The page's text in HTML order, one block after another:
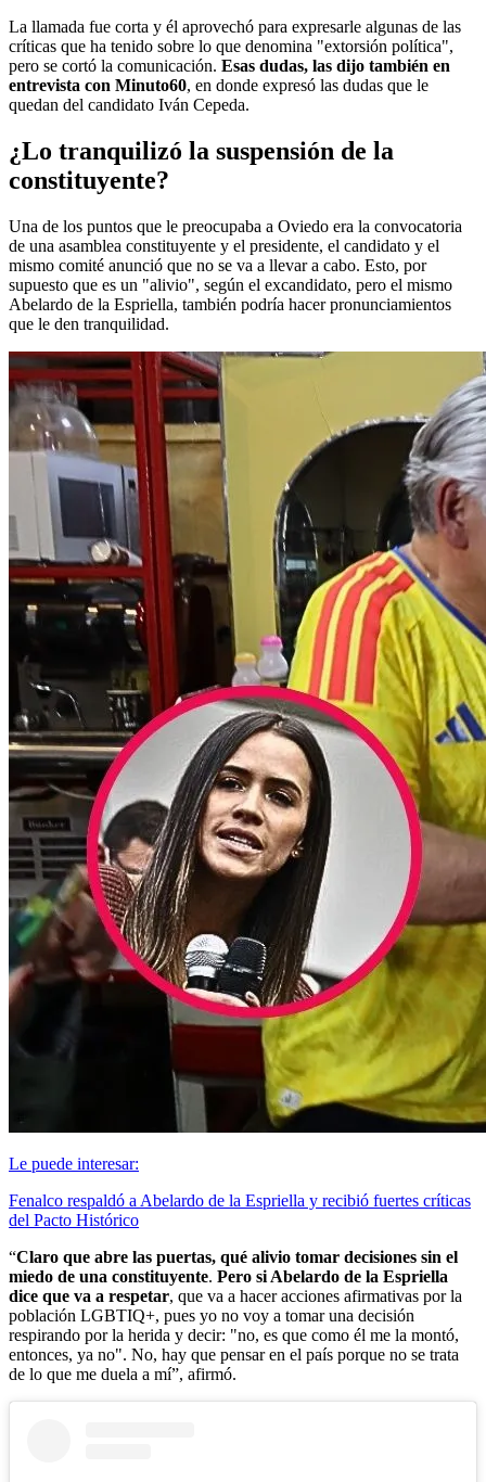
La llamada fue corta y él aprovechó para expresarle algunas de las
críticas que ha tenido sobre lo que denomina "extorsión política",
pero se cortó la comunicación. Esas dudas, las dijo también en
entrevista con Minuto60, en donde expresó las dudas que le
quedan del candidato Iván Cepeda.
¿Lo tranquilizó la suspensión de la
constituyente?
Una de los puntos que le preocupaba a Oviedo era la convocatoria
de una asamblea constituyente y el presidente, el candidato y el
mismo comité anunció que no se va a llevar a cabo. Esto, por
supuesto que es un "alivio", según el excandidato, pero el mismo
Abelardo de la Espriella, también podría hacer pronunciamientos
que le den tranquilidad.
Le puede interesar:
Fenalco respaldó a Abelardo de la Espriella y recibió fuertes críticas
del Pacto Histórico
“Claro que abre las puertas, qué alivio tomar decisiones sin el
miedo de una constituyente. Pero si Abelardo de la Espriella
dice que va a respetar, que va a hacer acciones afirmativas por la
población LGBTIQ+, pues yo no voy a tomar una decisión
respirando por la herida y decir: "no, es que como él me la montó,
entonces, ya no". No, hay que pensar en el país porque no se trata
de lo que me duela a mí”, afirmó.